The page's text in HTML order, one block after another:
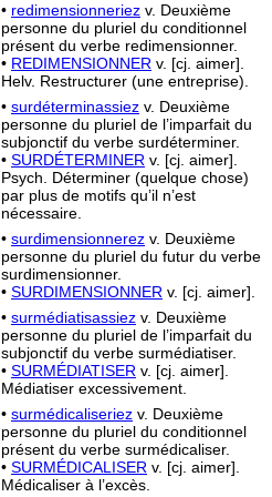
• redimensionneriez v. Deuxième
personne du pluriel du conditionnel
présent du verbe redimensionner.
• REDIMENSIONNER v. [cj. aimer].
Helv. Restructurer (une entreprise).
• surdéterminassiez v. Deuxième
personne du pluriel de l’imparfait du
subjonctif du verbe surdéterminer.
• SURDÉTERMINER v. [cj. aimer].
Psych. Déterminer (quelque chose)
par plus de motifs qu’il n’est
nécessaire.
• surdimensionnerez v. Deuxième
personne du pluriel du futur du verbe
surdimensionner.
• SURDIMENSIONNER v. [cj. aimer].
• surmédiatisassiez v. Deuxième
personne du pluriel de l’imparfait du
subjonctif du verbe surmédiatiser.
• SURMÉDIATISER v. [cj. aimer].
Médiatiser excessivement.
• surmédicaliseriez v. Deuxième
personne du pluriel du conditionnel
présent du verbe surmédicaliser.
• SURMÉDICALISER v. [cj. aimer].
Médicaliser à l’excès.